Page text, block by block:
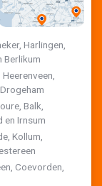
Harlingen,
Berlikum
Balk,
en Irnsum
Kollum,
Coevorden,